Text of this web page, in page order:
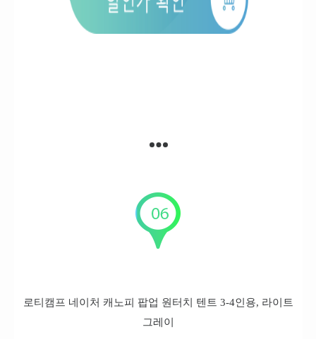
로티캠프 네이처 캐노피 팝업 원터치 텐트 3-4인용, 라이트
그레이